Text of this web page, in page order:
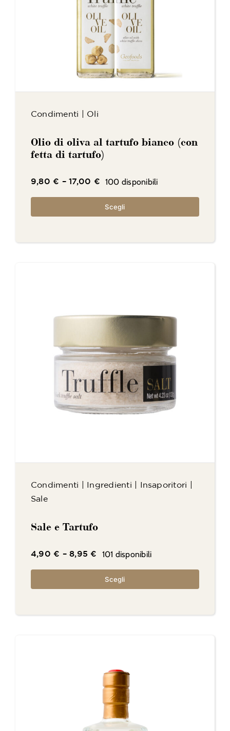
Condimenti Oli
Olio di oliva al tartufo bianco (con
fetta di tartufo)
9,80€ –17,00 € 100 disponibili
Scegli
Condimenti Ingredienti Insaporitori
Sale
Sale e Tartufo
4,90€ –8,95€ 101 disponibili
Scegli